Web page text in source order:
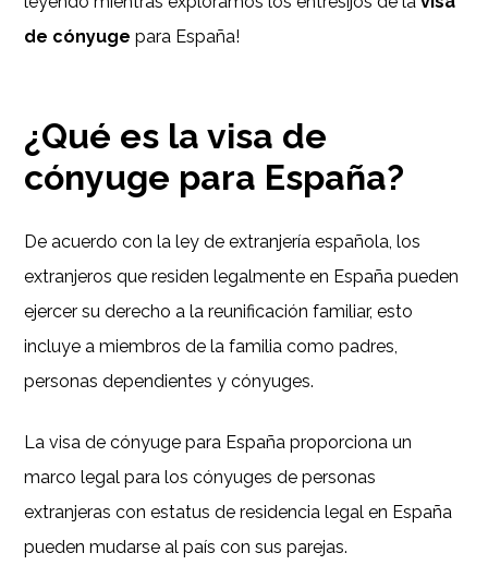
de cónyuge para España!
¿Qué es la visa de
cónyuge para España?
De acuerdo con la ley de extranjería española, los
extranjeros que residen legalmente en España pueden
ejercer su derecho a la reunificación familiar, esto
incluye a miembros de la familia como padres,
personas dependientes y cónyuges.
La visa de cónyuge para España proporciona un
marco legal para los cónyuges de personas
extranjeras con estatus de residencia legal en España
pueden mudarse al país con sus parejas.